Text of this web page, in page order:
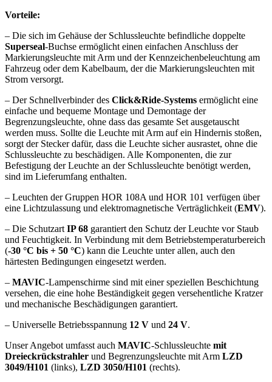
Vorteile:
– Die sich im Gehäuse der Schlussleuchte befindliche doppelte
Superseal-Buchse ermöglicht einen einfachen Anschluss der
Markierungsleuchte mit Arm und der Kennzeichenbeleuchtung am
Fahrzeug oder dem Kabelbaum, der die Markierungsleuchten mit
Strom versorgt.
– Der Schnellverbinder des Click&Ride-Systems ermöglicht eine
einfache und bequeme Montage und Demontage der
Begrenzungsleuchte, ohne dass das gesamte Set ausgetauscht
werden muss. Sollte die Leuchte mit Arm auf ein Hindernis stoßen,
sorgt der Stecker dafür, dass die Leuchte sicher ausrastet, ohne die
Schlussleuchte zu beschädigen. Alle Komponenten, die zur
Befestigung der Leuchte an der Schlussleuchte benötigt werden,
sind im Lieferumfang enthalten.
– Leuchten der Gruppen HOR 108A und HOR 101 verfügen über
eine Lichtzulassung und elektromagnetische Verträglichkeit (EMV).
– Die Schutzart IP 68 garantiert den Schutz der Leuchte vor Staub
und Feuchtigkeit. In Verbindung mit dem Betriebstemperaturbereich
(-30 °C bis + 50 °C) kann die Leuchte unter allen, auch den
härtesten Bedingungen eingesetzt werden.
– MAVIC-Lampenschirme sind mit einer speziellen Beschichtung
versehen, die eine hohe Beständigkeit gegen versehentliche Kratzer
und mechanische Beschädigungen garantiert.
– Universelle Betriebsspannung 12 V und 24 V.
Unser Angebot umfasst auch MAVIC-Schlussleuchte mit
Dreieckrückstrahler und Begrenzungsleuchte mit Arm LZD
3049/H101 (links), LZD 3050/H101 (rechts).